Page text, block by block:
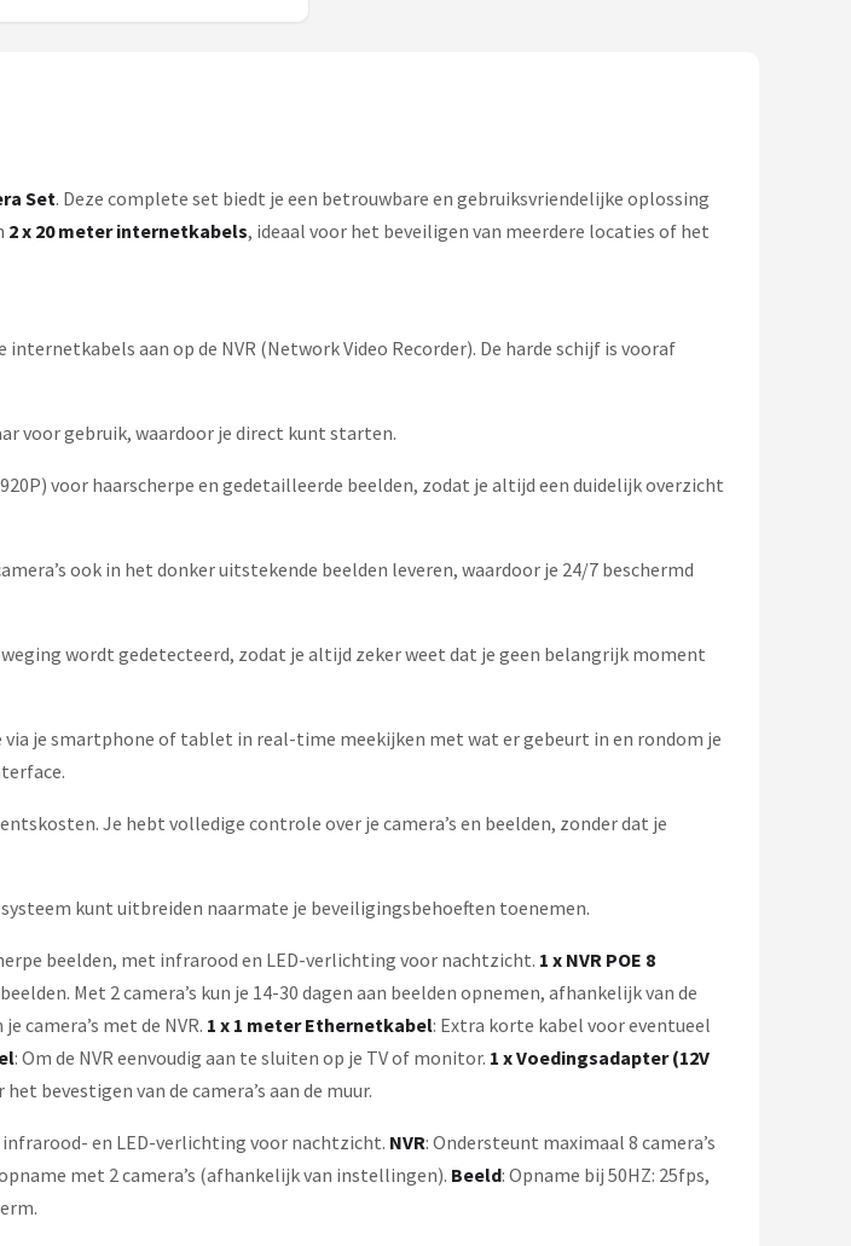
Set. Deze complete set biedt je een betrouwbare en gebruiksvriendelijke oplossing
2 x 20 meter internetkabels, ideaal voor het beveiligen van meerdere locaties of het
internetkabels aan op de NVR (Network Video Recorder). De harde schijf is vooraf
voor gebruik, waardoor je direct kunt starten.
voor haarscherpe en gedetailleerde beelden, zodat je altijd een duidelijk overzicht
ook in het donker uitstekende beelden leveren, waardoor je 24/7 beschermd
wordt gedetecteerd, zodat je altijd zeker weet dat je geen belangrijk moment
via je smartphone of tablet in real-time meekijken met wat er gebeurt in en rondom je
Je hebt volledige controle over je camera’s en beelden, zonder dat je
systeem kunt uitbreiden naarmate je beveiligingsbehoeften toenemen.
beelden, met infrarood en LED-verlichting voor nachtzicht. 1 x NVR POE 8
Met 2 camera’s kun je 14-30 dagen aan beelden opnemen, afhankelijk van de
camera’s met de NVR. 1 x 1 meter Ethernetkabel: Extra korte kabel voor eventueel
: Om de NVR eenvoudig aan te sluiten op je TV of monitor. 1 x Voedingsadapter (12V
het bevestigen van de camera’s aan de muur.
infrarood- en LED-verlichting voor nachtzicht. NVR: Ondersteunt maximaal 8 camera’s
met 2 camera’s (afhankelijk van instellingen). Beeld: Opname bij 50HZ: 25fps,